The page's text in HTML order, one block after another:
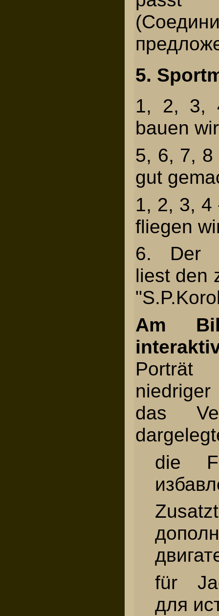
5.
1, 2, 3,
bauen
5, 6, 7, 8
gut
1, 2, 3, 4
fliegen
6. Der
liest den
Am
Porträt
das
die
für
для